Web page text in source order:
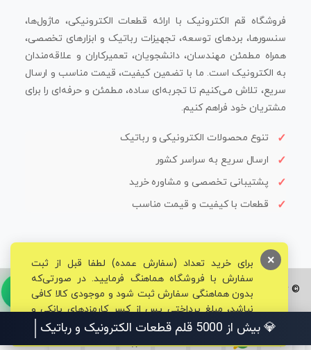
فروشگاه قم الکترونیک با ارائه قطعات الکترونیکی، ماژول‌ها،
سنسورها، بردهای توسعه، تجهیزات رباتیک و ابزارهای تخصصی،
همراه مطمئن مهندسان، دانشجویان، تعمیرکاران و علاقه‌مندان
به الکترونیک است. ما با تضمین کیفیت، قیمت مناسب و ارسال
سریع، تلاش می‌کنیم تا تجربه‌ای ساده، مطمئن و حرفه‌ای را برای
مشتریان خود فراهم کنیم.
تنوع محصولات الکترونیکی و رباتیک
ارسال سریع به سراسر کشور
پشتیبانی تخصصی و مشاوره خرید
قطعات با کیفیت و قیمت مناسب
© تمامی حقوق برای فروشگاه تخصصی قم الکترونیک محفوظ می‌باشد.
برای خرید تعداد (سفارش عمده) لطفا قبل از ثبت
سفارش با فروشگاه هماهنگ فرمایید. در صورتی‌که
بدون هماهنگی سفارش ثبت شود و موجودی کالا کافی
نباشد، مبلغ پرداختی پس از کسر کارمزدهای بانکی و
مالیاتی به حساب شما بازگشت داده خواهد شد.
×
💎 بیش از 5000 قلم قطعات الکترونیک